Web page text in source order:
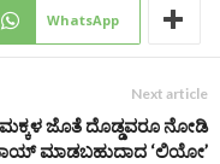
WhatsApp
Next article
ಮಕ್ಕಳ ಜೊತೆ ದೊಡ್ಡವರೂ ನೋಡಿ
ಮಾಡಬಹುದಾದ ‘ಲಿಯೋ’